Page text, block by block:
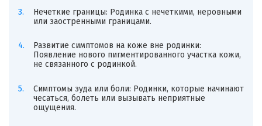
Нечеткие границы: Родинка с нечеткими, неровными
или заостренными границами.
Развитие симптомов на коже вне родинки:
Появление нового пигментированного участка кожи,
не связанного с родинкой.
Симптомы зуда или боли: Родинки, которые начинают
чесаться, болеть или вызывать неприятные
ощущения.